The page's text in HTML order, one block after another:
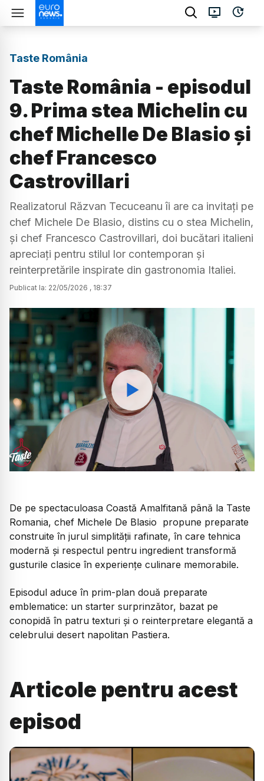
Taste România
Taste România - episodul
9. Prima stea Michelin cu
chef Michelle De Blasio și
chef Francesco
Castrovillari
Realizatorul Răzvan Tecuceanu îi are ca invitați pe
chef Michele De Blasio, distins cu o stea Michelin,
și chef Francesco Castrovillari, doi bucătari italieni
apreciați pentru stilul lor contemporan și
reinterpretările inspirate din gastronomia Italiei.
Publicat la: 22/05/2026 , 18:37
Watch
De pe spectaculoasa Coastă Amalfitană până la Taste
Romania, chef Michele De Blasio propune preparate
construite în jurul simplității rafinate, în care tehnica
modernă și respectul pentru ingredient transformă
gusturile clasice în experiențe culinare memorabile.
Episodul aduce în prim-plan două preparate
emblematice: un starter surprinzător, bazat pe
conopidă în patru texturi și o reinterpretare elegantă a
celebrului desert napolitan Pastiera.
Articole pentru acest
episod